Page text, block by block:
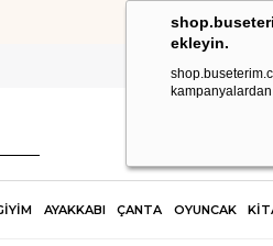
ekleyin.
AYAKKABI ÇANTA OYUNCAK